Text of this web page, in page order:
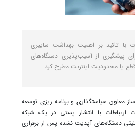
با تاکید بر اهمیت بهداشت سایبری
پیشگیری از آسیب‌پذیری دستگاه‌های
یا محدودیت اینترنت مطرح کرد.
معاون سیاستگذاری و برنامه ریزی توسعه
ارتباطات با انتشار پستی در یک شبکه
دستگاه‌های آپدیت نشده پس از برقراری